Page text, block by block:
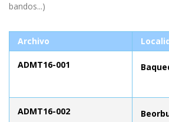
bandos...)
Archivo
ADMT16-001
ADMT16-002